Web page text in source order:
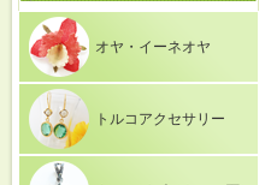
オヤ・イーネオヤ
トルコアクセサリー